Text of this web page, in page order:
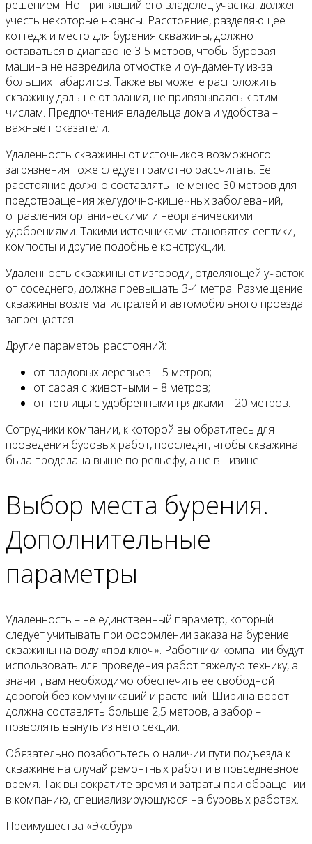
решением. Но принявший его владелец участка, должен
учесть некоторые нюансы. Расстояние, разделяющее
коттедж и место для бурения скважины, должно
оставаться в диапазоне 3-5 метров, чтобы буровая
машина не навредила отмостке и фундаменту из-за
больших габаритов. Также вы можете расположить
скважину дальше от здания, не привязываясь к этим
числам. Предпочтения владельца дома и удобства –
важные показатели.
Удаленность скважины от источников возможного
загрязнения тоже следует грамотно рассчитать. Ее
расстояние должно составлять не менее 30 метров для
предотвращения желудочно-кишечных заболеваний,
отравления органическими и неорганическими
удобрениями. Такими источниками становятся септики,
компосты и другие подобные конструкции.
Удаленность скважины от изгороди, отделяющей участок
от соседнего, должна превышать 3-4 метра. Размещение
скважины возле магистралей и автомобильного проезда
запрещается.
Другие параметры расстояний:
от плодовых деревьев – 5 метров;
от сарая с животными – 8 метров;
от теплицы с удобренными грядками – 20 метров.
Сотрудники компании, к которой вы обратитесь для
проведения буровых работ, проследят, чтобы скважина
была проделана выше по рельефу, а не в низине.
Выбор места бурения.
Дополнительные
параметры
Удаленность – не единственный параметр, который
следует учитывать при оформлении заказа на бурение
скважины на воду «под ключ». Работники компании будут
использовать для проведения работ тяжелую технику, а
значит, вам необходимо обеспечить ее свободной
дорогой без коммуникаций и растений. Ширина ворот
должна составлять больше 2,5 метров, а забор –
позволять вынуть из него секции.
Обязательно позаботьтесь о наличии пути подъезда к
скважине на случай ремонтных работ и в повседневное
время. Так вы сократите время и затраты при обращении
в компанию, специализирующуюся на буровых работах.
Преимущества «Эксбур»: